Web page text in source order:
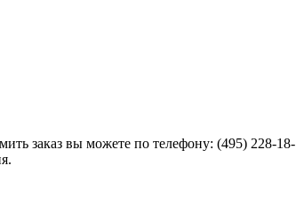
заказ вы можете по телефону: (495) 228-